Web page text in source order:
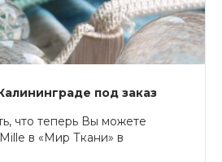
под заказ
что теперь Вы можете
в «Мир Ткани» в